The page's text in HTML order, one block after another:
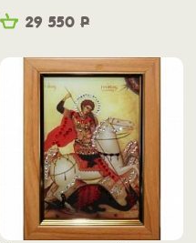
29 550 Р